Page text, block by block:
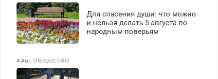
Для спасения души: что можно
и нельзя делать 5 августа по
народным поверьям
4 Авг, ОБЩЕСТВО